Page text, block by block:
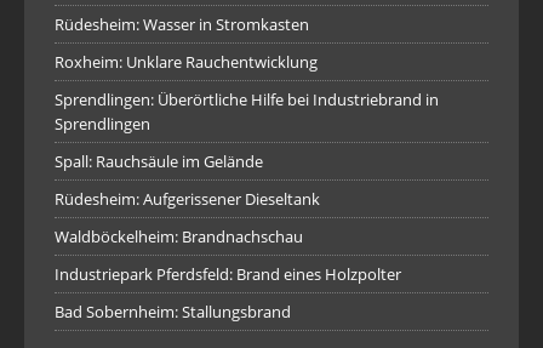
Rüdesheim: Wasser in Stromkasten
Roxheim: Unklare Rauchentwicklung
Sprendlingen: Überörtliche Hilfe bei Industriebrand in
Sprendlingen
Spall: Rauchsäule im Gelände
Rüdesheim: Aufgerissener Dieseltank
Waldböckelheim: Brandnachschau
Industriepark Pferdsfeld: Brand eines Holzpolter
Bad Sobernheim: Stallungsbrand